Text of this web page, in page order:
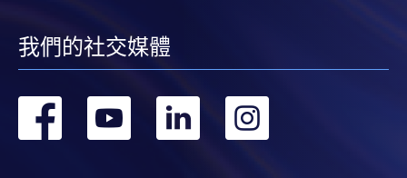
我們的社交媒體
轉
轉
轉